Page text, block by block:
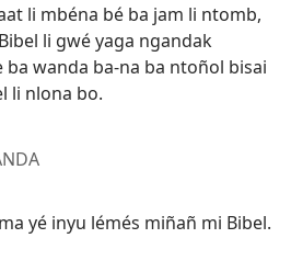
li mbéna bé ba jam li ntomb,
li gwé yaga ngandak
ba wanda ba-na ba ntoñol bisai
li nlona bo.
yé inyu lémés miñañ mi Bibel.